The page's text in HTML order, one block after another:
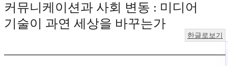
커뮤니케이션과 사회 변동 : 미디어
기술이 과연 세상을 바꾸는가
한글로보기